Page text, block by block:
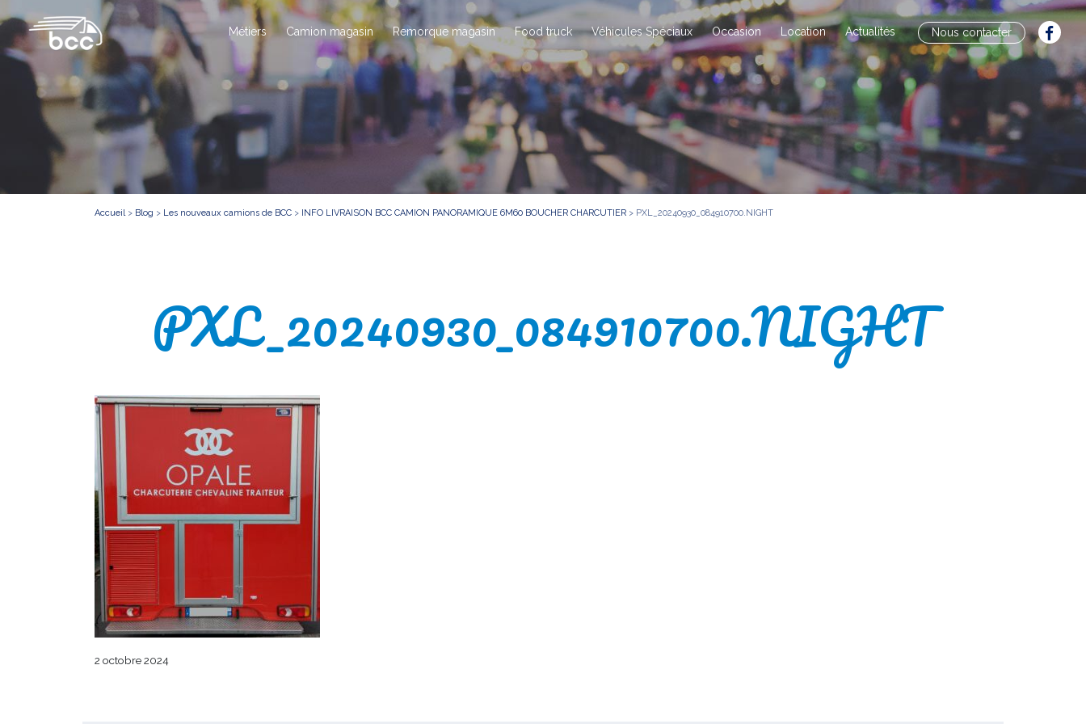
Métiers Camion magasin Remorque magasin Food truck Véhicules Spéciaux Occasion Location Actualités Nous contacter
Accueil> Blog > Les nouveaux camions de BCC > INFO LIVRAISON BCC CAMION PANORAMIQUE 6M60 BOUCHER CHARCUTIER > PXL_20240930_084910700.NIGHT
PXL_20240930_084910700.NIGHT
2 octobre 2024